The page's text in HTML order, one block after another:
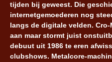
tijden bij geweest. Die
internetgemoederen nog
langs de digitale velden.
aan maar stormt juist
debuut uit 1986 te eren
clubshows. Metalcore-